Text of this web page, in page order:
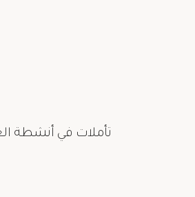
تأملات في أنشطة